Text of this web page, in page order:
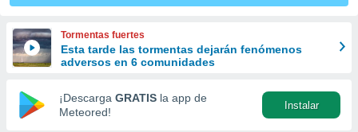
y
forma
digital
basada
Tormentas fuertes
Esta tarde las tormentas dejarán fenómenos
adversos en 6 comunidades
¡Descarga GRATIS la app de
Meteored!
Instalar